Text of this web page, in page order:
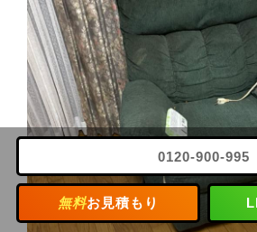
0120-900-995
無料お見積もり